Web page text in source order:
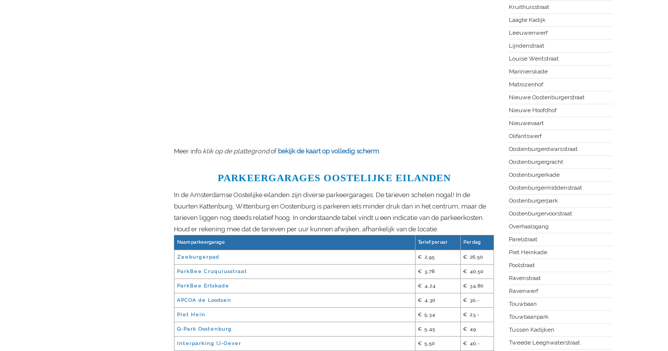
Meer info klik op de plattegrondof bekijk de kaart op volledig scherm
PARKEERGARAGES OOSTELIJKE EILANDEN
In de Amsterdamse Oostelijke eilanden zijn diverse parkeergarages. De tarieven schelen nogal! In de
buurten Kattenburg, Wittenburg en Oostenburg is parkeren iets minder druk dan in het centrum, maar de
tarieven liggen nog steeds relatief hoog. In onderstaande tabel vindt u een indicatie van de parkeerkosten.
Houd er rekening mee dat de tarieven per uur kunnen afwijken, afhankelijk van de locatie.
Naam parkeergarage Tarief per uur Per dag
Zeeburgerpad € 2,95 € 26,50
ParkBee Cruquiusstraat € 3,78 € 40,50
ParkBee Ertskade € 4,24 € 34,80
APCOA de Loodsen € 4,30 € 30,-
Piet Hein € 5,34 € 23,-
Q-Park Oostenburg € 5,45 € 49
Interparking IJ-Oever € 5,50 € 40,-
Kruithuisstraat
Laagte Kadijk
Leeuwenwerf
Lijndenstraat
Louise Wentstraat
Marinierskade
Matrozenhof
Nieuwe Oostenburgerstraat
Nieuwe Hoofdhof
Nieuwevaart
Olifantswerf
Oostenburgerdwarsstraat
Oostenburgergracht
Oostenburgerkade
Oostenburgermiddenstraat
Oostenburgerpark
Oostenburgervoorstraat
Overhaalsgang
Parelstraat
Piet Heinkade
Poolstraat
Ravenstraat
Ravenwerf
Touwbaan
Touwbaanpark
Tussen Kadijken
Tweede Leeghwaterstraat